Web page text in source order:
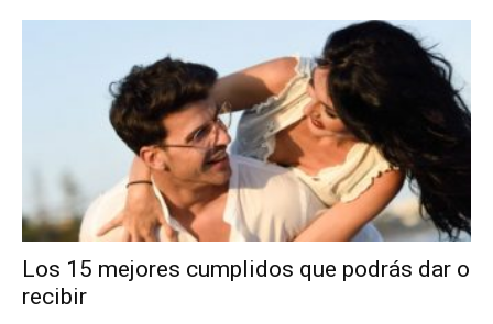
Los 15 mejores cumplidos que podrás dar o
recibir